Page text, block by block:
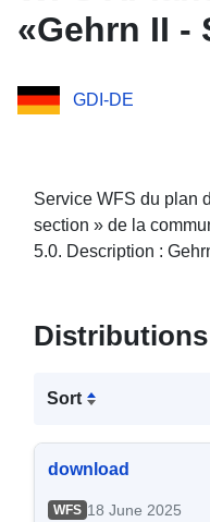
«Gehrn II -
GDI-DE
Service WFS du plan
section » de la
5.0. Description :
Distributions
Sort
download
WFS 18 June 2025